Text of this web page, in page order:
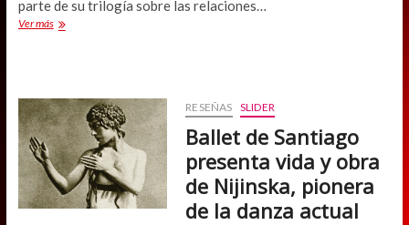
parte de su trilogía sobre las relaciones…
Ver másBlanca
interpretan
a
un
pareja
en
crisis
en
RESEÑAS SLIDER
Ballet de Santiago
presenta vida y obra
de Nijinska, pionera
de la danza actual